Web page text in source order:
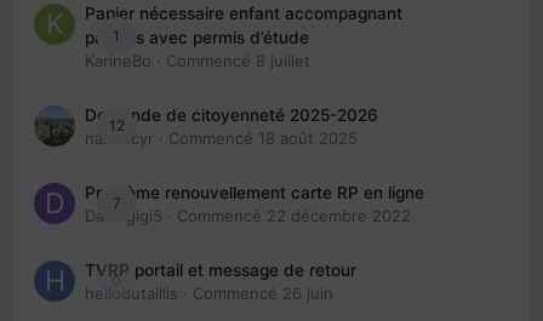
1
Papier nécessaire enfant accompagnant
parents avec permis d’étude
KarineBo · Commencé 8 juillet
12
Demande de citoyenneté 2025-2026
nanancyr · Commencé 18 août 2025
7
Problème renouvellement carte RP en ligne
Davidgigi5 · Commencé 22 décembre 2022
0
TVRP portail et message de retour
hellodutaillis · Commencé 26 juin